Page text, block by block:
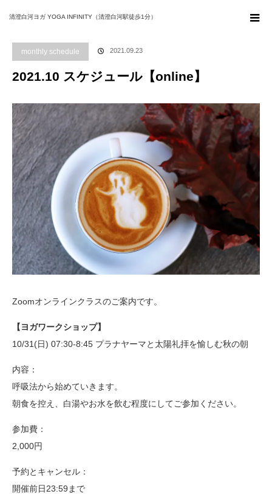
清澄白河ヨガ YOGA INFINITY（清澄白河駅徒歩1分）
ブログ
monthly schedule 2021.10 スケジュール【online】
monthly schedule 2021.09.23
2021.10 スケジュール【online】
Zoomオンラインクラスのご案内です。
【ヨガワークショップ】
10/31(日) 07:30-8:45 プラナヤーマと太陽礼拝を愉しむ秋の朝
内容：
呼吸法から始めていきます。
朝食を控え、白湯やお水を飲む程度にしてご参加ください。
参加費：
2,000円
予約とキャンセル：
開催前日23:59まで